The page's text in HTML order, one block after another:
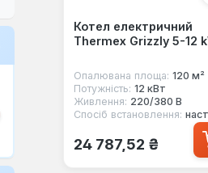
Котел електричний
Thermex Grizzly 5-12
Опалювана площа: 120 м²
Потужність: 12 кВт
Живлення: 220/380 В
Спосіб встановлення:
Звичайна ціна:
24 787,52 ₴